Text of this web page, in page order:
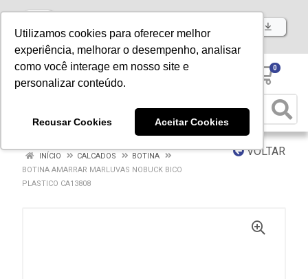
Utilizamos cookies para oferecer melhor
experiência, melhorar o desempenho, analisar
como você interage em nosso site e
personalizar conteúdo.
Recusar Cookies Aceitar Cookies
Baixe já nosso APP
0
VOLTAR
INÍCIO CALCADOS
BOTINA
BOTINA AMARRAR MARLUVAS NOBUCK BICO
PLASTICO CA13808